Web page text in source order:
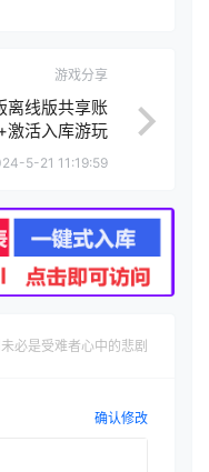
游戏分享
离线版共享账
激活入库游玩
5-21 11:19:59
必是受难者心中的悲剧
确认修改